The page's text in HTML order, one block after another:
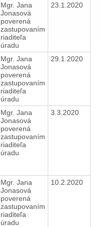
Mgr. Jana
Jonasová
poverená
zastupovaním
riaditeľa
úradu
23.1.2020
Mgr. Jana
Jonasová
poverená
zastupovaním
riaditeľa
úradu
29.1.2020
Mgr. Jana
Jonasová
poverená
zastupovaním
riaditeľa
úradu
3.3.2020
Mgr. Jana
Jonasová
poverená
zastupovaním
riaditeľa
úradu
10.2.2020